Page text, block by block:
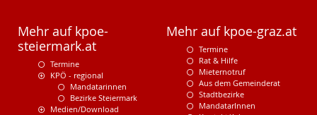
Mehr auf kpoe-
steiermark.at
Termine
KPÖ - regional
Mandatarinnen
Bezirke Steiermark
Medien/Download
Mehr auf kpoe-graz.at
Termine
Rat & Hilfe
Mieternotruf
Aus dem Gemeinderat
Stadtbezirke
MandatarInnen